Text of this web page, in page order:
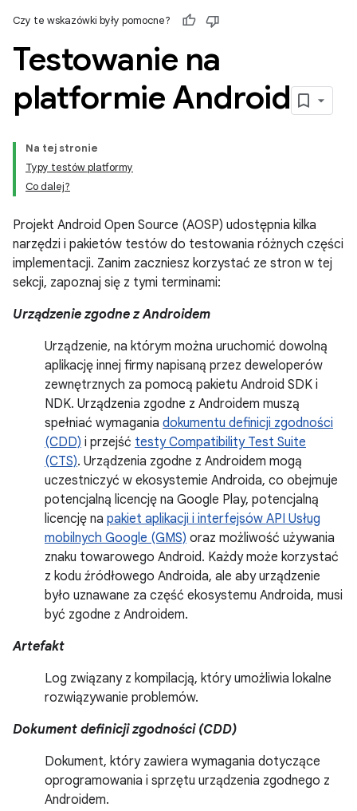
Czy te wskazówki były pomocne?
Testowanie na
platformie Android
Na tej stronie
Typy testów platformy
Co dalej?
Projekt Android Open Source (AOSP) udostępnia kilka
narzędzi i pakietów testów do testowania różnych części
implementacji. Zanim zaczniesz korzystać ze stron w tej
sekcji, zapoznaj się z tymi terminami:
Urządzenie zgodne z Androidem
Urządzenie, na którym można uruchomić dowolną
aplikację innej firmy napisaną przez deweloperów
zewnętrznych za pomocą pakietu Android SDK i
NDK. Urządzenia zgodne z Androidem muszą
spełniać wymagania dokumentu definicji zgodności
(CDD) i przejść testy Compatibility Test Suite
(CTS). Urządzenia zgodne z Androidem mogą
uczestniczyć w ekosystemie Androida, co obejmuje
potencjalną licencję na Google Play, potencjalną
licencję na pakiet aplikacji i interfejsów API Usług
mobilnych Google (GMS) oraz możliwość używania
znaku towarowego Android. Każdy może korzystać
z kodu źródłowego Androida, ale aby urządzenie
było uznawane za część ekosystemu Androida, musi
być zgodne z Androidem.
Artefakt
Log związany z kompilacją, który umożliwia lokalne
rozwiązywanie problemów.
Dokument definicji zgodności (CDD)
Dokument, który zawiera wymagania dotyczące
oprogramowania i sprzętu urządzenia zgodnego z
Androidem.